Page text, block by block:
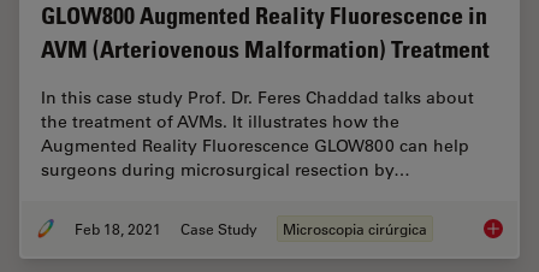
GLOW800 Augmented Reality Fluorescence in
AVM (Arteriovenous Malformation) Treatment
In this case study Prof. Dr. Feres Chaddad talks about
the treatment of AVMs. It illustrates how the
Augmented Reality Fluorescence GLOW800 can help
surgeons during microsurgical resection by…
Feb 18, 2021 Case Study Microscopia cirúrgica